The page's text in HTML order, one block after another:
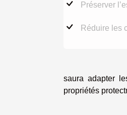
Préserver
Réduire les
saura adapter
propriétés